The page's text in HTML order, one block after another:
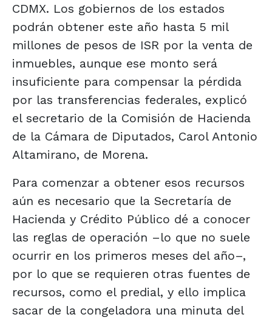
CDMX. Los gobiernos de los estados
podrán obtener este año hasta 5 mil
millones de pesos de ISR por la venta de
inmuebles, aunque ese monto será
insuficiente para compensar la pérdida
por las transferencias federales, explicó
el secretario de la Comisión de Hacienda
de la Cámara de Diputados, Carol Antonio
Altamirano, de Morena.
Para comenzar a obtener esos recursos
aún es necesario que la Secretaría de
Hacienda y Crédito Público dé a conocer
las reglas de operación –lo que no suele
ocurrir en los primeros meses del año–,
por lo que se requieren otras fuentes de
recursos, como el predial, y ello implica
sacar de la congeladora una minuta del